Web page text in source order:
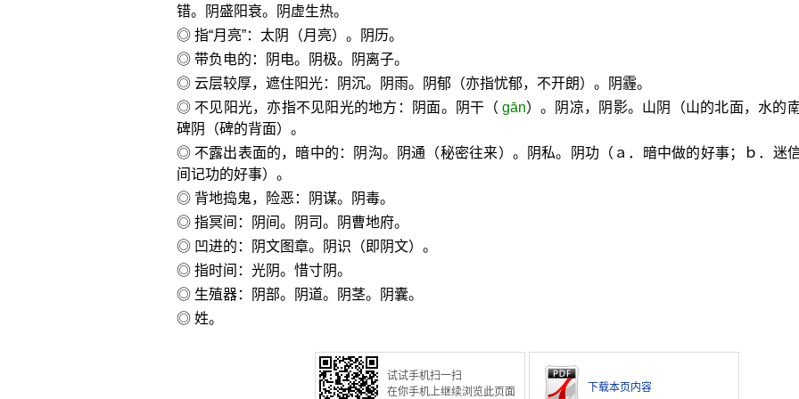
错。阴盛阳衰。阴虚生热。
◎ 指“月亮”：太阴（月亮）。阴历。
◎ 带负电的：阴电。阴极。阴离子。
◎ 云层较厚，遮住阳光：阴沉。阴雨。阴郁（亦指忧郁，不开朗）。阴霾。
◎ 不见阳光，亦指不见阳光的地方：阴面。阴干（ gān）。阴凉，阴影。山阴（山的北面，水的南
碑阴（碑的背面）。
◎ 不露出表面的，暗中的：阴沟。阴通（秘密往来）。阴私。阴功（ａ．暗中做的好事；ｂ．迷
间记功的好事）。
◎ 背地捣鬼，险恶：阴谋。阴毒。
◎ 指冥间：阴间。阴司。阴曹地府。
◎ 凹进的：阴文图章。阴识（即阴文）。
◎ 指时间：光阴。惜寸阴。
◎ 生殖器：阴部。阴道。阴茎。阴囊。
◎ 姓。
试试手机扫一扫
在你手机上继续浏览此页面
下载本页内容